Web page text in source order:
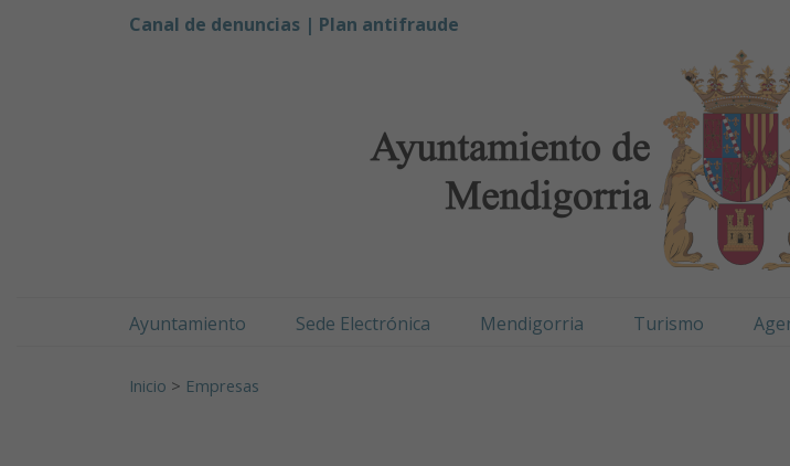
Ayuntamiento de Mendigorria /
Canal de denuncias | Plan antifraude
Ayuntamiento Sede Electrónica Mendigorria Turismo
Inicio > Empresas